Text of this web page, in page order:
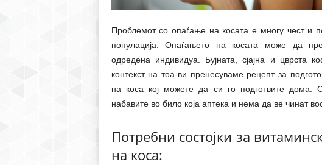
Проблемот со опаѓање на косата е многу чест и
популација. Опаѓањето на косата може да
одредена индивидуа. Бујната, сјајна и цврста
контекст на тоа ви пренесуваме рецепт за
на коса кој можете да си го подготвите дома.
набавите во било која аптека и нема да ве чинат
Потребни состојки за
на коса: